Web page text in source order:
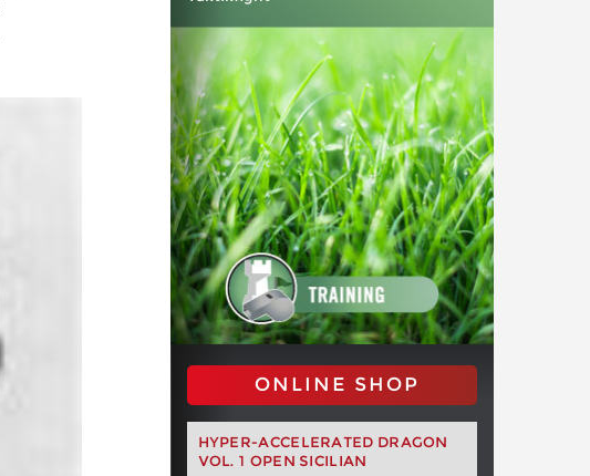
ONLINE SHOP
HYPER-ACCELERATED DRAGON
VOL. 1 OPEN SICILIAN